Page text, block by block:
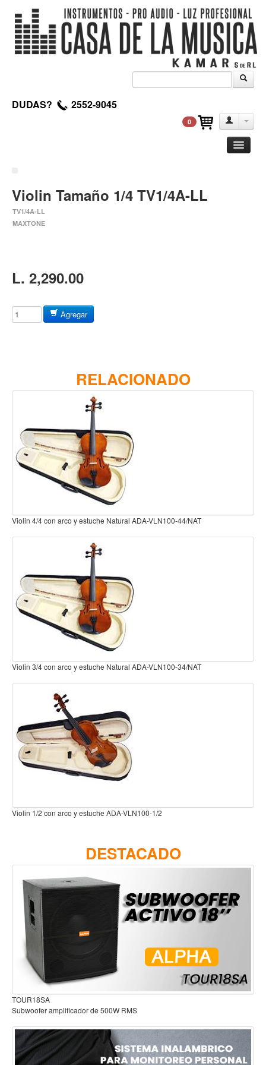
DUDAS? 2552-9045
0
Acustica
Electrica
Estuches y fundas
Accesorios
Pedales de efectos
Estuches y fundas
Fajas
Baterias
Electrica
Pergaminos
Baquetas y mazos
Platillos
Pedestal para platillo
Pedestal para Hi-Hat
Pedestal para redoblante
Herrajes
Pedal
Trono
Teclado
Sintetizadores
Controladores
Fundas
Amplificadores
Accesorios
Arco
Violin
Viola
Contrabajo
Fundas y estuches
Violin Tamaño 1/4 TV1/4A-LL
TV1/4A-LL
MAXTONE
L. 2,290.00
Agregar
RELACIONADO
y estuche Natural ADA-VLN100-44/NAT
y estuche Natural ADA-VLN100-34/NAT
y estuche ADA-VLN100-1/2
Violin 1/4 con arco
Violin 1/8 con arco
DESTACADO
de 500W RMS